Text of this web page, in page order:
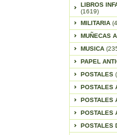
LIBROS
(1619)
MILITARIA
MUÑECAS
MUSICA
PAPEL
POSTALES
POSTALES
POSTALES
POSTALES
POSTALES